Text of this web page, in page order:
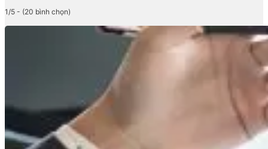
1/5 - (20 bình chọn)